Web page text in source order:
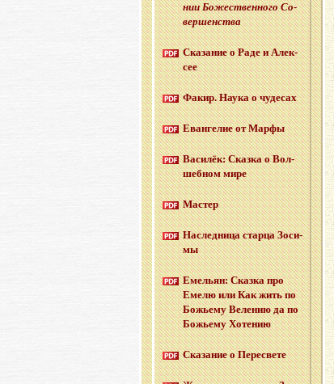
нии Бо­же­ствен­но­го Со­
вер­шен­ства
Ска­за­ние о Раде и Алек­
сее
Факир. Наука о чу­де­сах
Еван­ге­лие от Марфы
Ва­си­лёк: Сказ­ка о Вол­
шеб­ном мире
Ма­стер
На­след­ни­ца стар­ца Зо­си­
мы
Еме­льян: Сказ­ка про
Емелю или Как жить по
Бо­жье­му Ве­ле­нию да по
Бо­жье­му Хо­те­нию
Ска­за­ние о Пе­ре­све­те